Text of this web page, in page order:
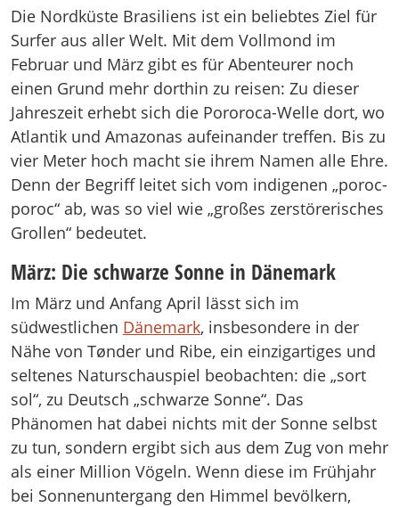
Die Nordküste Brasiliens ist ein beliebtes Ziel für
Surfer aus aller Welt. Mit dem Vollmond im
Februar und März gibt es für Abenteurer noch
einen Grund mehr dorthin zu reisen: Zu dieser
Jahreszeit erhebt sich die Pororoca-Welle dort, wo
Atlantik und Amazonas aufeinander treffen. Bis zu
vier Meter hoch macht sie ihrem Namen alle Ehre.
Denn der Begriff leitet sich vom indigenen „poroc-
poroc“ ab, was so viel wie „großes zerstörerisches
Grollen“ bedeutet.
März: Die schwarze Sonne in Dänemark
Im März und Anfang April lässt sich im
südwestlichen Dänemark, insbesondere in der
Nähe von Tønder und Ribe, ein einzigartiges und
seltenes Naturschauspiel beobachten: die „sort
sol“, zu Deutsch „schwarze Sonne“. Das
Phänomen hat dabei nichts mit der Sonne selbst
zu tun, sondern ergibt sich aus dem Zug von mehr
als einer Million Vögeln. Wenn diese im Frühjahr
bei Sonnenuntergang den Himmel bevölkern,